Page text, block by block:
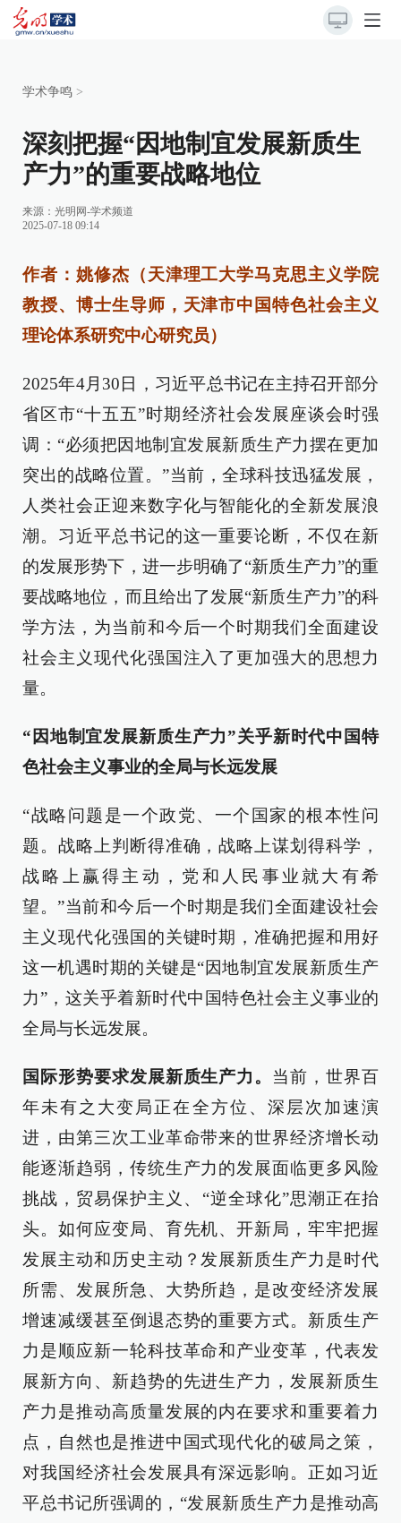
学术争鸣 >
深刻把握“因地制宜发展新质生
产力”的重要战略地位
来源： 光明网-学术频道
2025-07-18 09:14
作者：姚修杰（天津理工大学马克思主义学院
教授、博士生导师，天津市中国特色社会主义
理论体系研究中心研究员）
2025年4月30日，习近平总书记在主持召开部分
省区市“十五五”时期经济社会发展座谈会时强
调：“必须把因地制宜发展新质生产力摆在更加
突出的战略位置。”当前，全球科技迅猛发展，
人类社会正迎来数字化与智能化的全新发展浪
潮。习近平总书记的这一重要论断，不仅在新
的发展形势下，进一步明确了“新质生产力”的重
要战略地位，而且给出了发展“新质生产力”的科
学方法，为当前和今后一个时期我们全面建设
社会主义现代化强国注入了更加强大的思想力
量。
“因地制宜发展新质生产力”关乎新时代中国特
色社会主义事业的全局与长远发展
“战略问题是一个政党、一个国家的根本性问
题。战略上判断得准确，战略上谋划得科学，
战略上赢得主动，党和人民事业就大有希
望。”当前和今后一个时期是我们全面建设社会
主义现代化强国的关键时期，准确把握和用好
这一机遇时期的关键是“因地制宜发展新质生产
力”，这关乎着新时代中国特色社会主义事业的
全局与长远发展。
国际形势要求发展新质生产力。 当前，世界百
年未有之大变局正在全方位、深层次加速演
进，由第三次工业革命带来的世界经济增长动
能逐渐趋弱，传统生产力的发展面临更多风险
挑战，贸易保护主义、“逆全球化”思潮正在抬
头。如何应变局、育先机、开新局，牢牢把握
发展主动和历史主动？发展新质生产力是时代
所需、发展所急、大势所趋，是改变经济发展
增速减缓甚至倒退态势的重要方式。新质生产
力是顺应新一轮科技革命和产业变革，代表发
展新方向、新趋势的先进生产力，发展新质生
产力是推动高质量发展的内在要求和重要着力
点，自然也是推进中国式现代化的破局之策，
对我国经济社会发展具有深远影响。正如习近
平总书记所强调的，“发展新质生产力是推动高